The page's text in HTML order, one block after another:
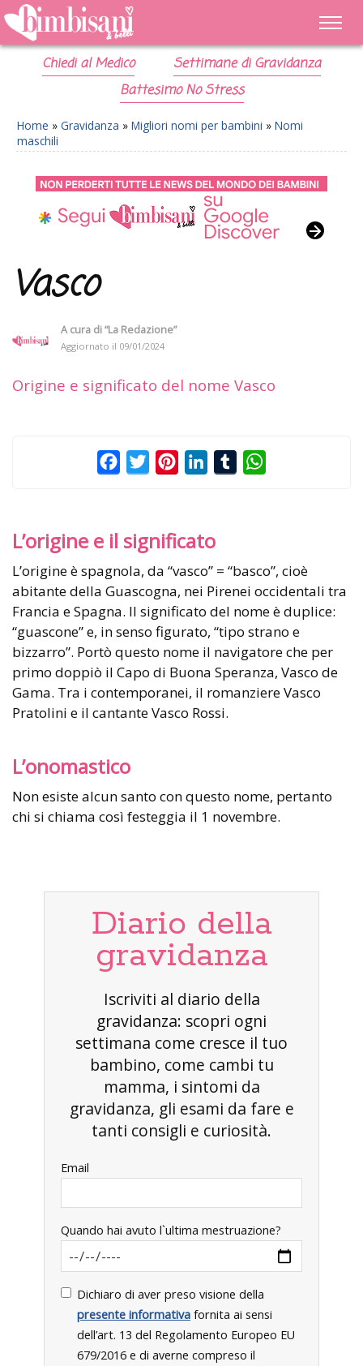
Chiedi al Medico
Settimane di Gravidanza
Battesimo No Stress
Home » Gravidanza » Migliori nomi per bambini » Nomi
maschili
Vasco
A cura di“La Redazione”
Aggiornato il 09/01/2024
Origine e significato del nome Vasco
FacebookTwitterPinterestLinkedInTumblr
L’origine e il significato
L’origine è spagnola, da “vasco” = “basco”, cioè
abitante della Guascogna, nei Pirenei occidentali tra
Francia e Spagna. Il significato del nome è duplice:
“guascone” e, in senso figurato, “tipo strano e
bizzarro”. Portò questo nome il navigatore che per
primo doppiò il Capo di Buona Speranza, Vasco de
Gama. Tra i contemporanei, il romanziere Vasco
Pratolini e il cantante Vasco Rossi.
L’onomastico
Non esiste alcun santo con questo nome, pertanto
chi si chiama così festeggia il 1 novembre.
Diario della
gravidanza
Iscriviti al diario della
gravidanza: scopri ogni
settimana come cresce il tuo
bambino, come cambi tu
mamma, i sintomi da
gravidanza, gli esami da fare e
tanti consigli e curiosità.
Email
Quando hai avuto l`ultima mestruazione?
Dichiaro di aver preso visione della
presente informativa fornita ai sensi
dell’art. 13 del Regolamento Europeo EU
679/2016 e di averne compreso il